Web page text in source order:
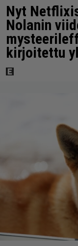
Nyt
Nolanin
kirjoitettu